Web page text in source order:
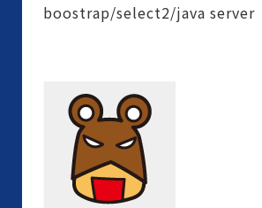
boostrap/select2/java server